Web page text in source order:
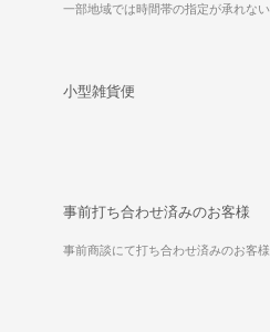
一部地域では時間帯の指定が承れな
小型雑貨便
事前打ち合わせ済みのお客様
事前商談にて打ち合わせ済みのお客